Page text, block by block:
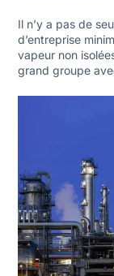
Il n’y a pas de
d’entreprise
vapeur non
grand groupe